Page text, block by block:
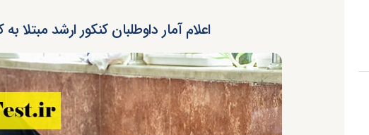
اعلام آمار داوطلبان کنکور ارشد مبتلا به